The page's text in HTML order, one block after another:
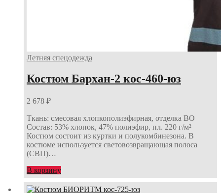
Летняя спецодежда
Костюм Бархан-2 кос-460-юз
2 678 ₽
Ткань: смесовая хлопкополиэфирная, отделка ВО
Состав: 53% хлопок, 47% полиэфир, пл. 220 г/м²
Костюм состоит из куртки и полукомбинезона. В
костюме используется световозвращающая полоса
(СВП)…
В корзину